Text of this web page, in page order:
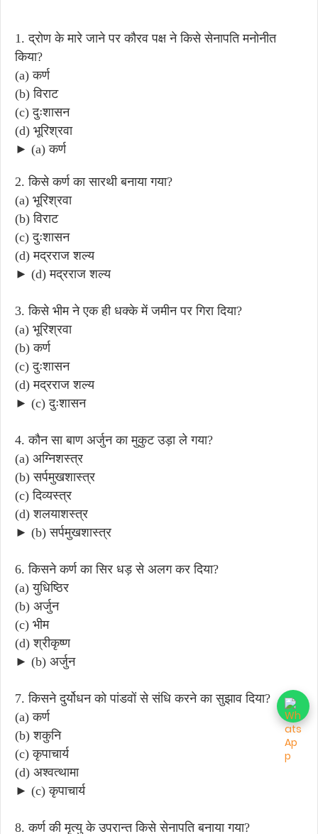
1. द्रोण के मारे जाने पर कौरव पक्ष ने किसे सेनापति मनोनीत
किया?
(a) कर्ण
(b) विराट
(c) दुःशासन
(d) भूरिश्रवा
► (a) कर्ण
2. किसे कर्ण का सारथी बनाया गया?
(a) भूरिश्रवा
(b) विराट
(c) दुःशासन
(d) मद्रराज शल्य
► (d) मद्रराज शल्य
3. किसे भीम ने एक ही धक्के में जमीन पर गिरा दिया?
(a) भूरिश्रवा
(b) कर्ण
(c) दुःशासन
(d) मद्रराज शल्य
► (c) दुःशासन
4. कौन सा बाण अर्जुन का मुकुट उड़ा ले गया?
(a) अग्निशस्त्र
(b) सर्पमुखशास्त्र
(c) दिव्यस्त्र
(d) शलयाशस्त्र
► (b) सर्पमुखशास्त्र
6. किसने कर्ण का सिर धड़ से अलग कर दिया?
(a) युधिष्ठिर
(b) अर्जुन
(c) भीम
(d) श्रीकृष्ण
► (b) अर्जुन
7. किसने दुर्योधन को पांडवों से संधि करने का सुझाव दिया?
(a) कर्ण
(b) शकुनि
(c) कृपाचार्य
(d) अश्वत्थामा
► (c) कृपाचार्य
8. कर्ण की मृत्यु के उपरान्त किसे सेनापति बनाया गया?